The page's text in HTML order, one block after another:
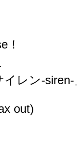
！
レン-siren-
out)